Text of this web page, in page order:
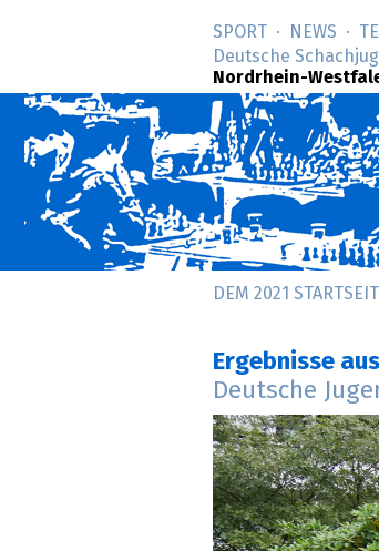
SPORT NEWS
Deutsche
Nordrhein-
DEM 2021
Ergebnisse
Deutsche